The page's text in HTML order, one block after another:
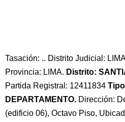
Tasación: .. Distrito Judicial:
Provincia: LIMA. Distrito:
Partida Registral: 12411834
DEPARTAMENTO. Dirección:
(edificio 06), Octavo Piso,